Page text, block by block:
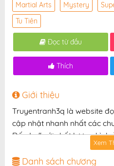
Martial Arts
Mystery
Tu Tiên
Đọc từ đầu
Thích
Giới thiệu
Truyentranh3q là website
cập nhật nhanh nhất các
Đấu La" với chất lượng hình
chuẩn và giao diện thân
đọc truyện hấp dẫn, tiện lợi,
Xem
Danh sách chương